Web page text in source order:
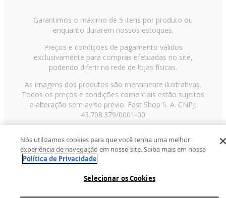
Garantimos o máximo de 5 itens por produto ou
enquanto durarem nossos estoques.
Preços e condições de pagamento válidos
exclusivamente para compras efetuadas no site,
podendo diferir na rede de lojas físicas.
As imagens dos produtos são meramente ilustrativas.
Todos os preços e condições comerciais estão sujeitos
a alteração sem aviso prévio. Fast Shop S. A. CNPJ:
43.708.379/0001-00
Paulo/SP, CEP 02029-001, Telefone: 11 3003-3728 ©
2013 Fast Shop - Todos os direitos reservadosRF
Nós utilizamos cookies para que você tenha uma melhor
experiência de navegação em nosso site. Saiba mais em nossa
Política de Privacidade
Selecionar os Cookies